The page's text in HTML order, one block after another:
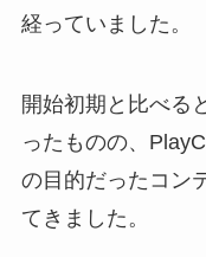
経っていました。
開始初期と比べる
ったものの、
の目的だったコン
てきました。